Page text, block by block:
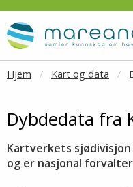
Gå til hovedinnhold
Hjem Kart og data
Dybdedata fra
Kartverkets
og er nasjonal